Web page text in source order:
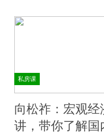
私房课
向松祚：宏观经
讲，带你了解国